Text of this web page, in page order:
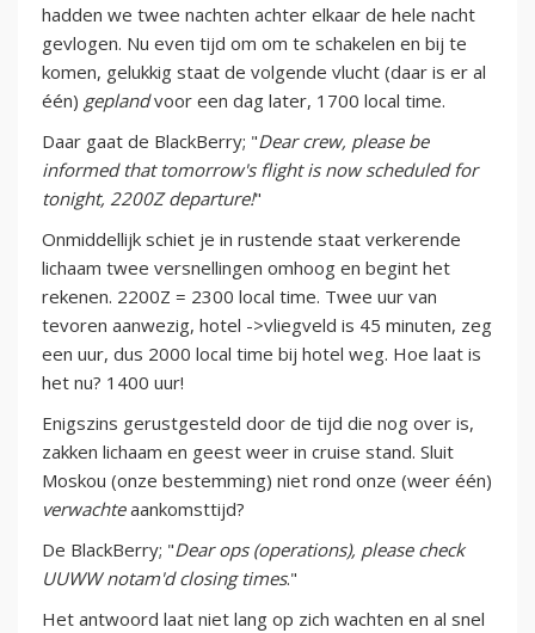
hadden we twee nachten achter elkaar de hele nacht
gevlogen. Nu even tijd om om te schakelen en bij te
komen, gelukkig staat de volgende vlucht (daar is er al
één) geplandvoor een dag later, 1700 local time.
Daar gaat de BlackBerry; "Dear crew, please be
informed that tomorrow's flight is now scheduled for
tonight, 2200Z departure!"
Onmiddellijk schiet je in rustende staat verkerende
lichaam twee versnellingen omhoog en begint het
rekenen. 2200Z = 2300 local time. Twee uur van
tevoren aanwezig, hotel ->vliegveld is 45 minuten, zeg
een uur, dus 2000 local time bij hotel weg. Hoe laat is
het nu? 1400 uur!
Enigszins gerustgesteld door de tijd die nog over is,
zakken lichaam en geest weer in cruise stand. Sluit
Moskou (onze bestemming) niet rond onze (weer één)
verwachteaankomsttijd?
De BlackBerry; "Dear ops (operations), please check
UUWW notam'd closing times."
Het antwoord laat niet lang op zich wachten en al snel